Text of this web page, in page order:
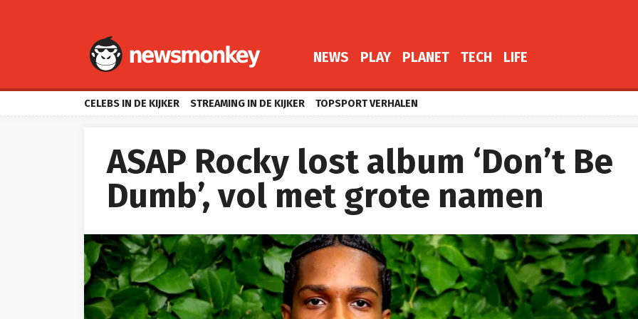
NEWS PLAY PLANET TECH LIFE
CELEBS IN DE KIJKER STREAMING IN DE KIJKER TOPSPORT VERHALEN
ASAP Rocky lost album ‘Don’t Be
Dumb’, vol met grote namen